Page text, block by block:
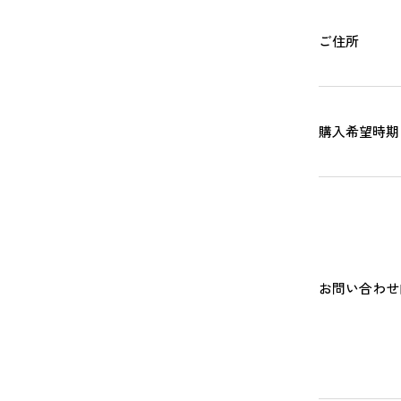
ご住所
購入希望時期
お問い合わ